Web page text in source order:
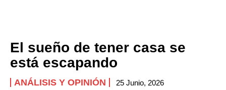
El sueño de tener casa se
está escapando
ANÁLISIS Y OPINIÓN 25 Junio, 2026